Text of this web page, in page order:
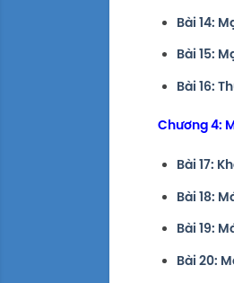
Bài 14:
Bài 15:
Bài 16:
Chương 4:
Bài 17:
Bài 18:
Bài 19:
Bài 20: